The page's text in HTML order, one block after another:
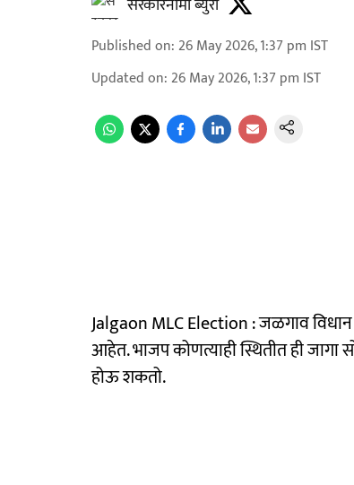
सरकारनामा ब्युरो
Published on: 26 May 2026, 1:37 pm IST
Updated on: 26 May 2026, 1:37 pm IST
Jalgaon MLC Election : जळगाव विधान
आहेत. भाजप कोणत्याही स्थितीत ही जागा
होऊ शकतो.